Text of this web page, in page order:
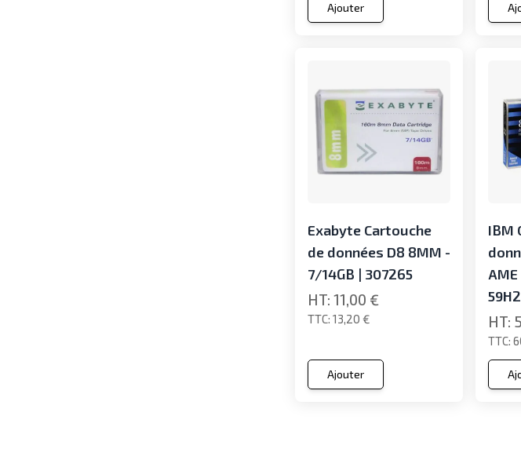
Ajouter
Exabyte Cartouche
de données D8 8MM -
7/14GB | 307265
13,20 €
11,00 €
Ajouter
IBM